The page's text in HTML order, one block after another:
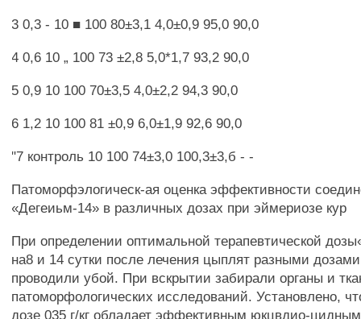
3 0,3 - 10 ■ 100 80±3,1 4,0±0,9 95,0 90,0
4 0,6 10 „ 100 73 ±2,8 5,0*1,7 93,2 90,0
5 0,9 10 100 70±3,5 4,0±2,2 94,3 90,0
6 1,2 10 100 81 ±0,9 6,0±1,9 92,6 90,0
"7 контроль 10 100 74±3,0 100,3±3,б - -
Патоморфэлогическ-ая оценка эффективности
«Дегеиьм-14» в различных дозах при эймериозе кур
При определении оптимальной терапевтической
на8 и 14 сутки после лечения цыплят разными
проводили убой. При вскрытии забирали органы и
патоморфологических исследований. Установлено,
дозе 035 г/кг обладает эффективным юкцвдио-